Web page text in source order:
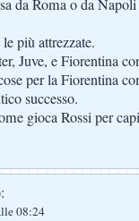
da Roma o da
più attrezzate.
Juve, e Fiorentina
per la Fiorentina
successo.
gioca Rossi per
08:24